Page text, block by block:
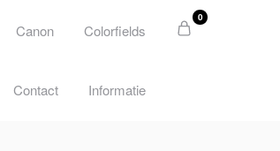
Canon Colorfields
Contact Informatie
0